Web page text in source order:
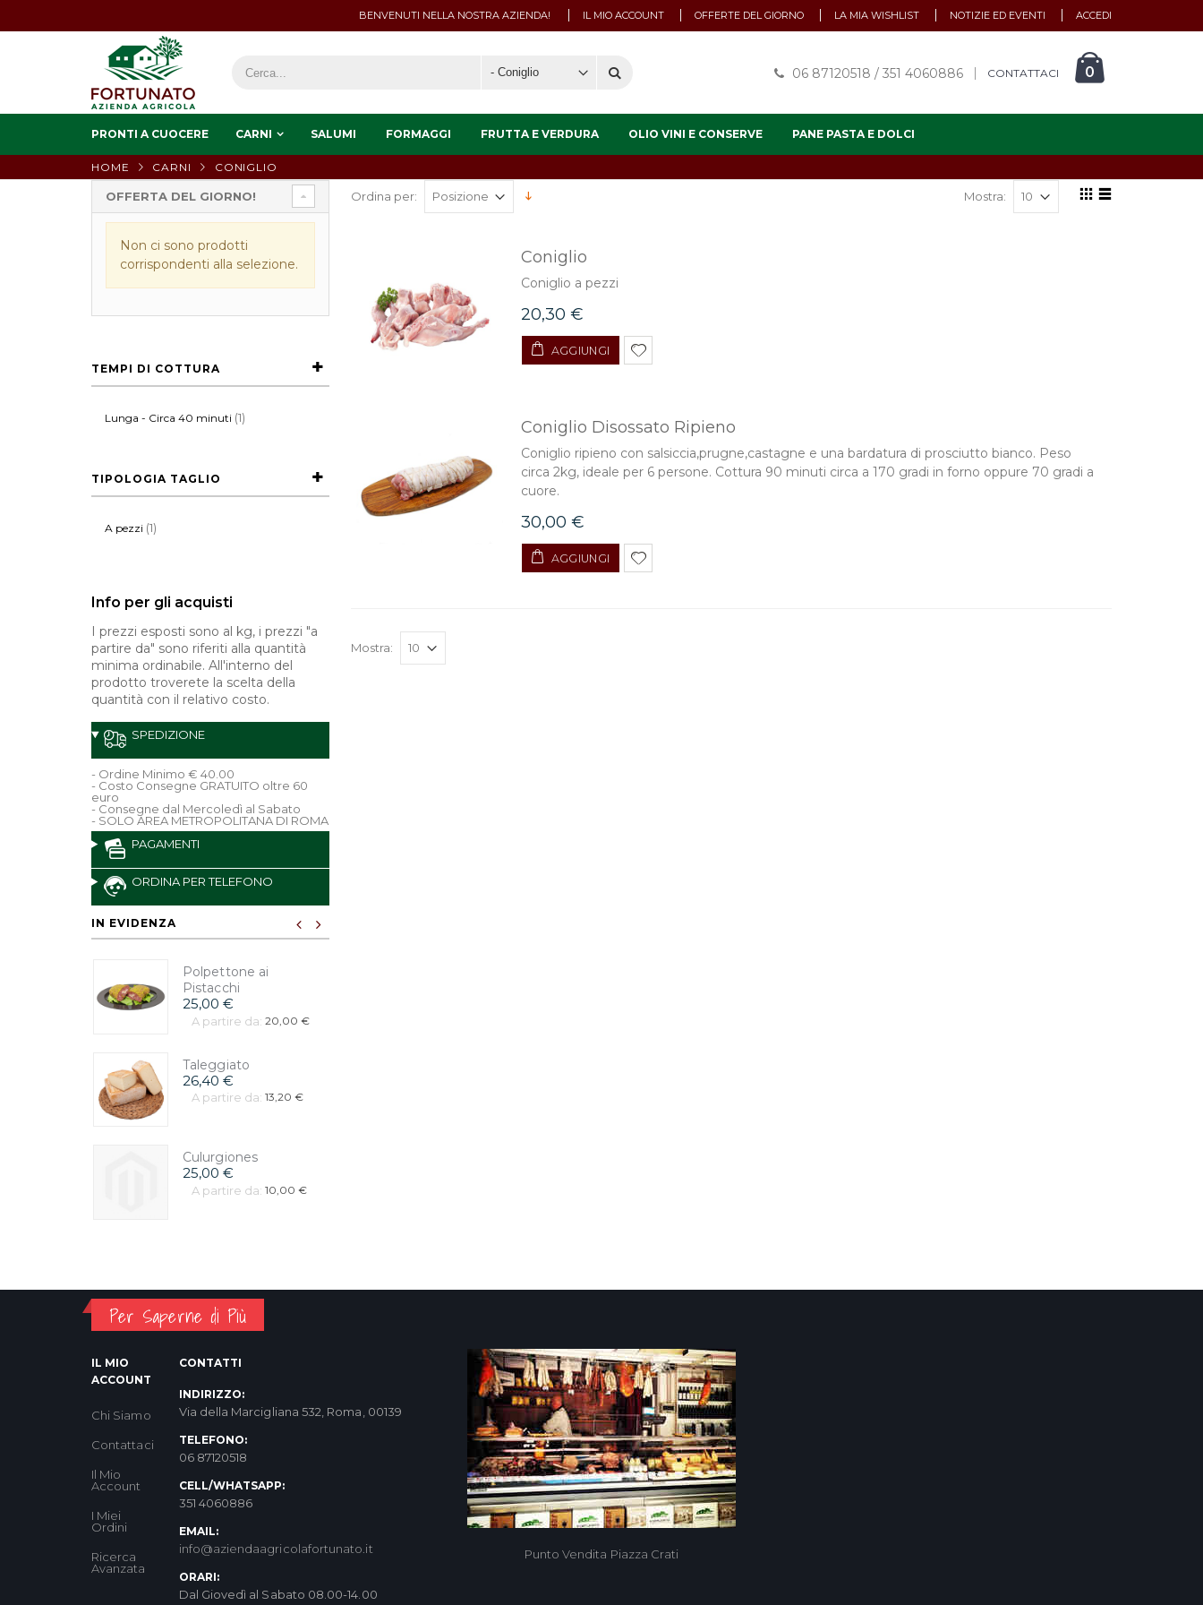
IL MIO ACCOUNT OFFERTE DEL GIORNO LA MIA WISHLIST NOTIZIE ED EVENTI ACCEDI
BENVENUTI NELLA NOSTRA AZIENDA!
06 87120518 / 351 4060886 CONTATTACI 0
PRONTI A CUOCERE CARNI SALUMI FORMAGGI FRUTTA E VERDURA OLIO VINI E CONSERVE PANE PASTA E DOLCI
HOME CARNI CONIGLIO
Ordina per: Mostra:
Coniglio
Coniglio a pezzi
20,30 €
AGGIUNGI
Coniglio Disossato Ripieno
Coniglio ripieno con salsiccia,prugne,castagne e una bardatura di prosciutto bianco. Peso
circa 2kg, ideale per 6 persone. Cottura 90 minuti circa a 170 gradi in forno oppure 70 gradi a
cuore.
30,00 €
AGGIUNGI
Mostra:
OFFERTA DEL GIORNO!
Non ci sono prodotti
corrispondenti alla selezione.
TEMPI DI COTTURA
Lunga - Circa 40 minuti (1)
TIPOLOGIA TAGLIO
A pezzi (1)
Info per gli acquisti
I prezzi esposti sono al kg, i prezzi "a
partire da" sono riferiti alla quantità
minima ordinabile. All'interno del
prodotto troverete la scelta della
quantità con il relativo costo.
SPEDIZIONE
- Ordine Minimo € 40.00
- Costo Consegne GRATUITO oltre 60
euro
- Consegne dal Mercoledì al Sabato
- SOLO AREA METROPOLITANA DI ROMA
PAGAMENTI
ORDINA PER TELEFONO
IN EVIDENZA
Polpettone ai
Pistacchi
25,00 €
A partire da: 20,00 €
Taleggiato
26,40 €
A partire da: 13,20 €
Culurgiones
25,00 €
A partire da: 10,00 €
Per Saperne di Più
IL MIO
ACCOUNT
Chi Siamo
Contattaci
Il Mio
Account
I Miei
Ordini
Ricerca
Avanzata
CONTATTI
INDIRIZZO:
Via della Marcigliana 532, Roma, 00139
TELEFONO:
06 87120518
CELL/WHATSAPP:
351 4060886
EMAIL:
info@aziendaagricolafortunato.it
ORARI:
Dal Giovedì al Sabato 08.00-14.00
Punto Vendita Piazza Crati